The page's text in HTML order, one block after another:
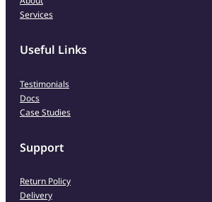
Services
Useful Links
Testimonials
Docs
Case Studies
Support
Return Policy
Delivery